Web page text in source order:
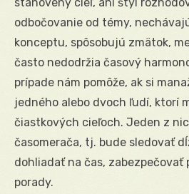
odbočovanie od témy,
konceptu, spôsobujú zmätok,
často nedodržia časový
prípade nám pomôže, ak si
jedného alebo dvoch ľudí, ktorí
čiastkových cieľoch. Jeden z
časomerača, tj. bude sledovať
dohliadať na čas, zabezpečovať
porady.